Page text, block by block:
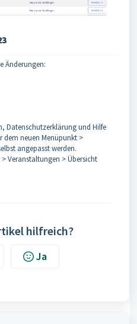
Änderungen:
Datenschutzerklärung und Hilfe
dem neuen Menüpunkt >
angepasst werden.
Veranstaltungen > Übersicht
hilfreich?
Ja